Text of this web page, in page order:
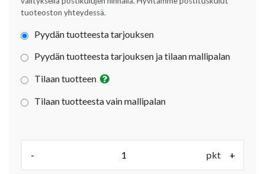
tuoteoston yhteydessä.
Pyydän tuotteesta tarjouksen
Pyydän tuotteesta tarjouksen ja tilaan mallipalan
Tilaan tuotteen
Tilaan tuotteesta vain mallipalan
- pkt +